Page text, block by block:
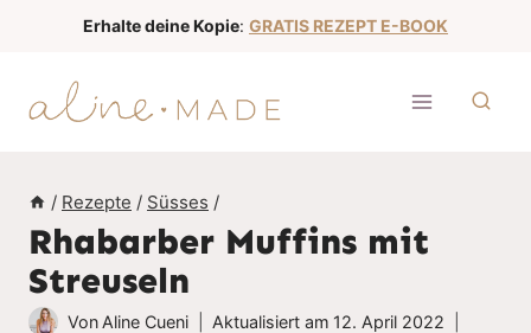
Erhalte deine Kopie: GRATIS REZEPT E-BOOK
/ Rezepte / Süsses /
Rhabarber Muffins mit
Streuseln
Von Aline Cueni Aktualisiert am 12. April 2022